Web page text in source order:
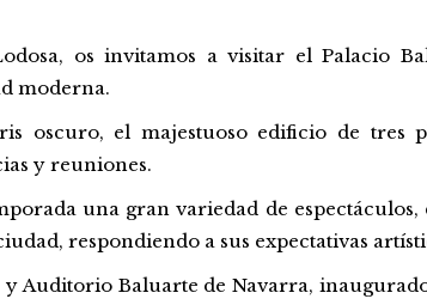
os invitamos a visitar el Palacio
moderna.
oscuro, el majestuoso edificio de tres
y reuniones.
una gran variedad de
, respondiendo a sus expectativas
yAuditorio Baluarte de Navarra,